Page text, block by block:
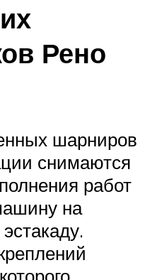
Рено
шарниров
снимаются
работ
на